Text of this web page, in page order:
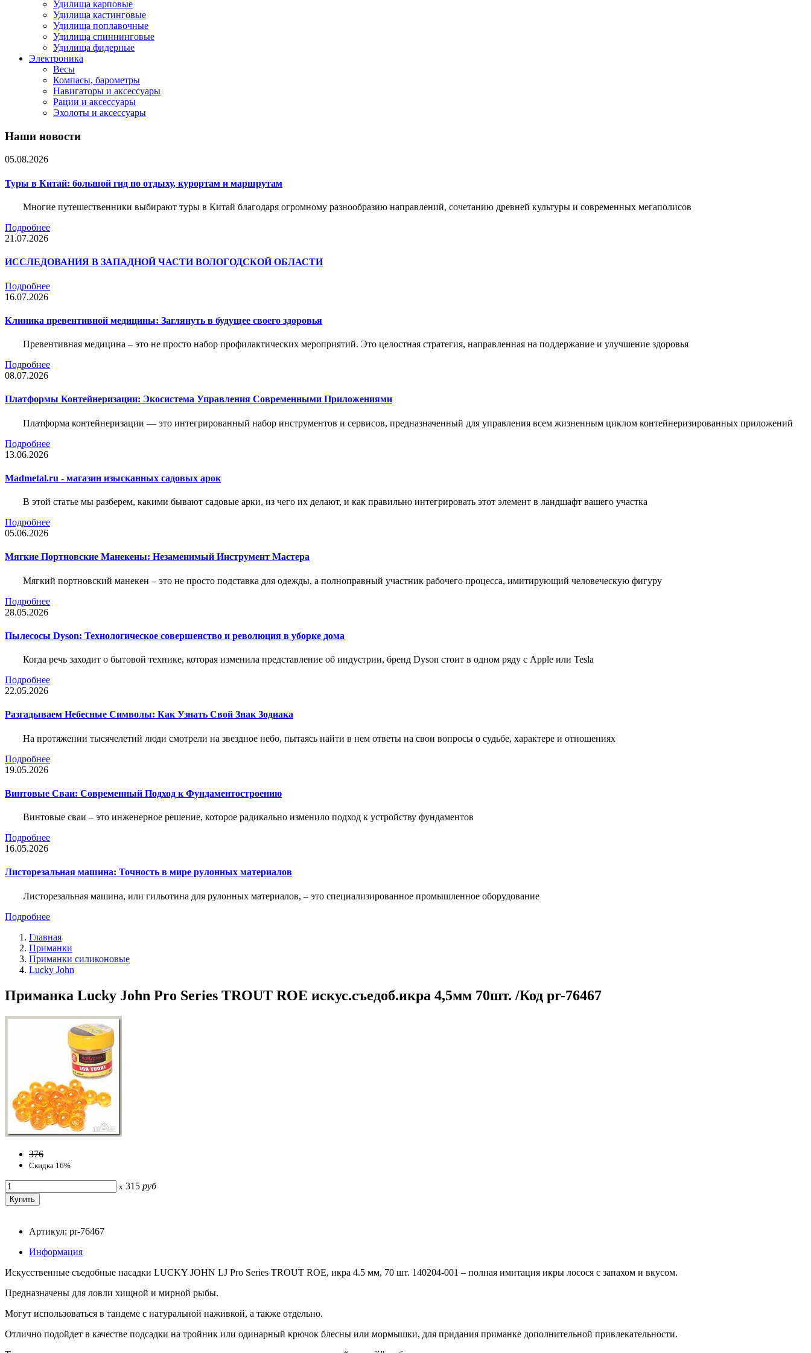
Удилища карповые
Удилища кастинговые
Удилища поплавочные
Удилища спиннинговые
Удилища фидерные
Электроника
Весы
Компасы, барометры
Навигаторы и аксессуары
Рации и аксессуары
Эхолоты и аксессуары
Наши новости
05.08.2026
Туры в Китай: большой гид по отдыху, курортам и маршрутам
Многие путешественники выбирают туры в Китай благодаря огромному разнообразию направлений, сочетанию древней культуры и современных мегаполисов
Подробнее
21.07.2026
ИССЛЕДОВАНИЯ В ЗАПАДНОЙ ЧАСТИ ВОЛОГОДСКОЙ ОБЛАСТИ
Подробнее
16.07.2026
Клиника превентивной медицины: Заглянуть в будущее своего здоровья
Превентивная медицина – это не просто набор профилактических мероприятий. Это целостная стратегия, направленная на поддержание и улучшение здоровья
Подробнее
08.07.2026
Платформы Контейнеризации: Экосистема Управления Современными Приложениями
Платформа контейнеризации — это интегрированный набор инструментов и сервисов, предназначенный для управления всем жизненным циклом контейнеризированных приложений
Подробнее
13.06.2026
Madmetal.ru - магазин изысканных садовых арок
В этой статье мы разберем, какими бывают садовые арки, из чего их делают, и как правильно интегрировать этот элемент в ландшафт вашего участка
Подробнее
05.06.2026
Мягкие Портновские Манекены: Незаменимый Инструмент Мастера
Мягкий портновский манекен – это не просто подставка для одежды, а полноправный участник рабочего процесса, имитирующий человеческую фигуру
Подробнее
28.05.2026
Пылесосы Dyson: Технологическое совершенство и революция в уборке дома
Когда речь заходит о бытовой технике, которая изменила представление об индустрии, бренд Dyson стоит в одном ряду с Apple или Tesla
Подробнее
22.05.2026
Разгадываем Небесные Символы: Как Узнать Свой Знак Зодиака
На протяжении тысячелетий люди смотрели на звездное небо, пытаясь найти в нем ответы на свои вопросы о судьбе, характере и отношениях
Подробнее
19.05.2026
Винтовые Сваи: Современный Подход к Фундаментостроению
Винтовые сваи – это инженерное решение, которое радикально изменило подход к устройству фундаментов
Подробнее
16.05.2026
Листорезальная машина: Точность в мире рулонных материалов
Листорезальная машина, или гильотина для рулонных материалов, – это специализированное промышленное оборудование
Подробнее
Главная
Приманки
Приманки силиконовые
Lucky John
Приманка Lucky John Pro Series TROUT ROE искус.съедоб.икра 4,5мм 70шт. /Код pr-76467
376
Скидка 16%
x 315 руб
Артикул: pr-76467
Информация
Искусственные съедобные насадки LUCKY JOHN LJ Pro Series TROUT ROE, икра 4.5 мм, 70 шт. 140204-001 – полная имитация икры лосося с запахом и вкусом.
Предназначены для ловли хищной и мирной рыбы.
Могут использоваться в тандеме с натуральной наживкой, а также отдельно.
Отлично подойдет в качестве подсадки на тройник или одинарный крючок блесны или мормышки, для придания приманке дополнительной привлекательности.